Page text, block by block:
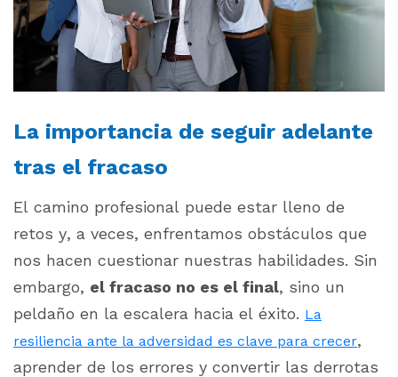
La importancia de seguir adelante
tras el fracaso
El camino profesional puede estar lleno de
retos y, a veces, enfrentamos obstáculos que
nos hacen cuestionar nuestras habilidades. Sin
embargo, el fracaso no es el final, sino un
peldaño en la escalera hacia el éxito. La
resiliencia ante la adversidad es clave para crecer,
aprender de los errores y convertir las derrotas